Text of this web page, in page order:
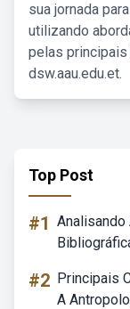
sua jornada
utilizando
pelas
dsw.aau.edu.et.
Top Post
#1 Analisando
#2 Principais
A